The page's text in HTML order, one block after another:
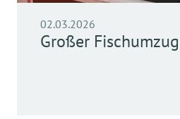
02.03.2026
Großer Fischumzug